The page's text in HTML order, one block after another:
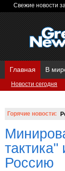
Свежие новости
Главная
Новости сегодня
В
Горячие новости:
Россию